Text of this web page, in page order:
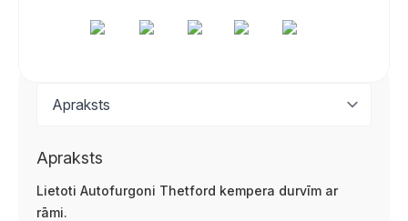
Apraksts
Lietoti Autofurgoni Thetford kempera durvīm ar
rāmi.